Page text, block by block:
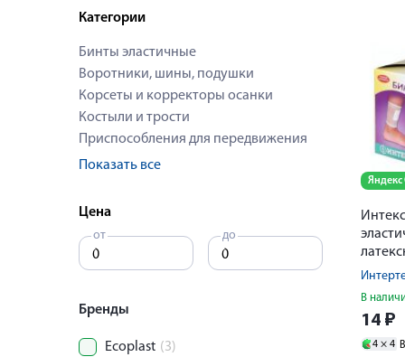
Категории
Бинты эластичные
Воротники, шины, подушки
Корсеты и корректоры осанки
Костыли и трости
Приспособления для передвижения
Показать все
Цена
от до
Бренды
Ecoplast (3)
Яндекс
В
14 ₽
4 × 4